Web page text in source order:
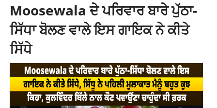
Moosewala ਦੇ ਪਰਿਵਾਰ ਬਾਰੇ ਪੁੱਠਾ-
ਸਿੱਧਾ ਬੋਲਣ ਵਾਲੇ ਇਸ ਗਾਇਕ ਨੇ ਕੀਤੇ
ਸਿੱਧੇ